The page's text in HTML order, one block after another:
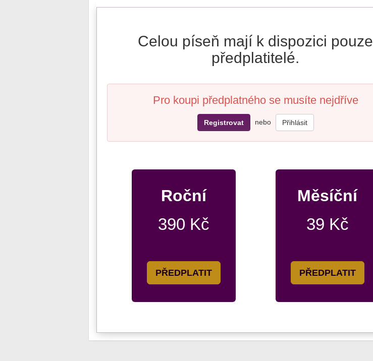
Celou píseň mají k dispozici pouze
předplatitelé.
Pro koupi předplatného se musíte nejdříve
Registrovat nebo Přihlásit
Roční
390 Kč
PŘEDPLATIT
Měsíční
39 Kč
PŘEDPLATIT